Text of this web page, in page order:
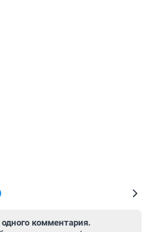
комментария.